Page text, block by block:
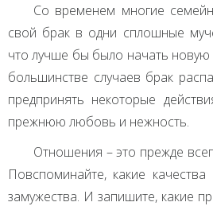
Со временем многие
свой брак в одни сплошные
что лучше бы было начать
большинстве случаев брак
предпринять некоторые
прежнюю любовь и нежность.
Отношения – это прежде
Повспоминайте, какие
замужества. И запишите, какие